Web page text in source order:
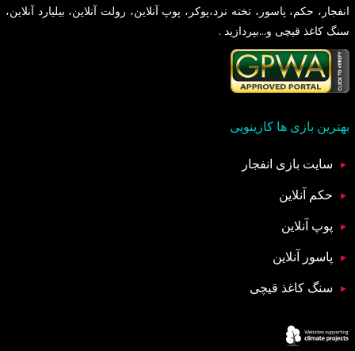
انفجار، حکم، پاسور، تخته نرد،پوکر، پوپ آنلاین، رولت آنلاین، بیلیارد آنلاین،
سنگ کاغذ قیچی و...بپردازید .
بهترین بازی ها کازینویی
سایت بازی انفجار
حکم آنلاین
پوپ آنلاین
پاسور آنلاین
سنگ کاغذ قیچی